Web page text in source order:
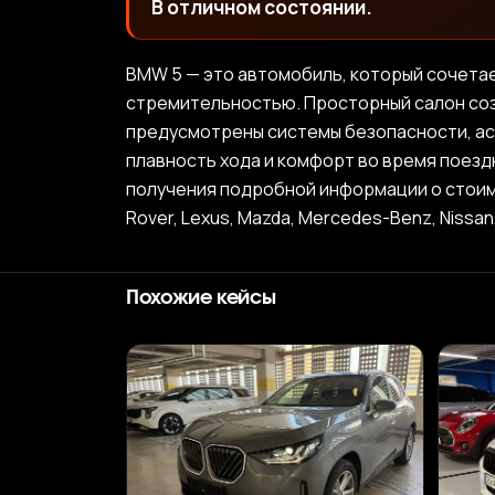
В отличном состоянии.
BMW 5 — это автомобиль, который
стремительностью. Просторный салон
предусмотрены системы безопасности,
плавность хода и комфорт во время
получения подробной информации о
Rover, Lexus, Mazda, Mercedes-Benz,
Похожие кейсы